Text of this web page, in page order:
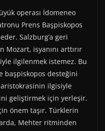
operası İdomeneo
Prens Başpiskopos
Salzburg’a geri
isyanını arttırır
ilgilenmek istemez. Bu
başpiskopos desteğini
ilgisiyle
geliştirmek için yerleşir.
önem taşır. Türklerin
Mehter ritminden